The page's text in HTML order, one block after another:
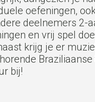
oefeningen,
deelnemers 2-
en vrij spel
krijg je er
Braziliaanse
bij!